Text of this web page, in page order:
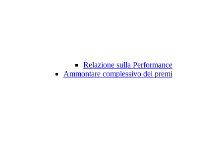
Relazione sulla Performance
Ammontare complessivo dei premi